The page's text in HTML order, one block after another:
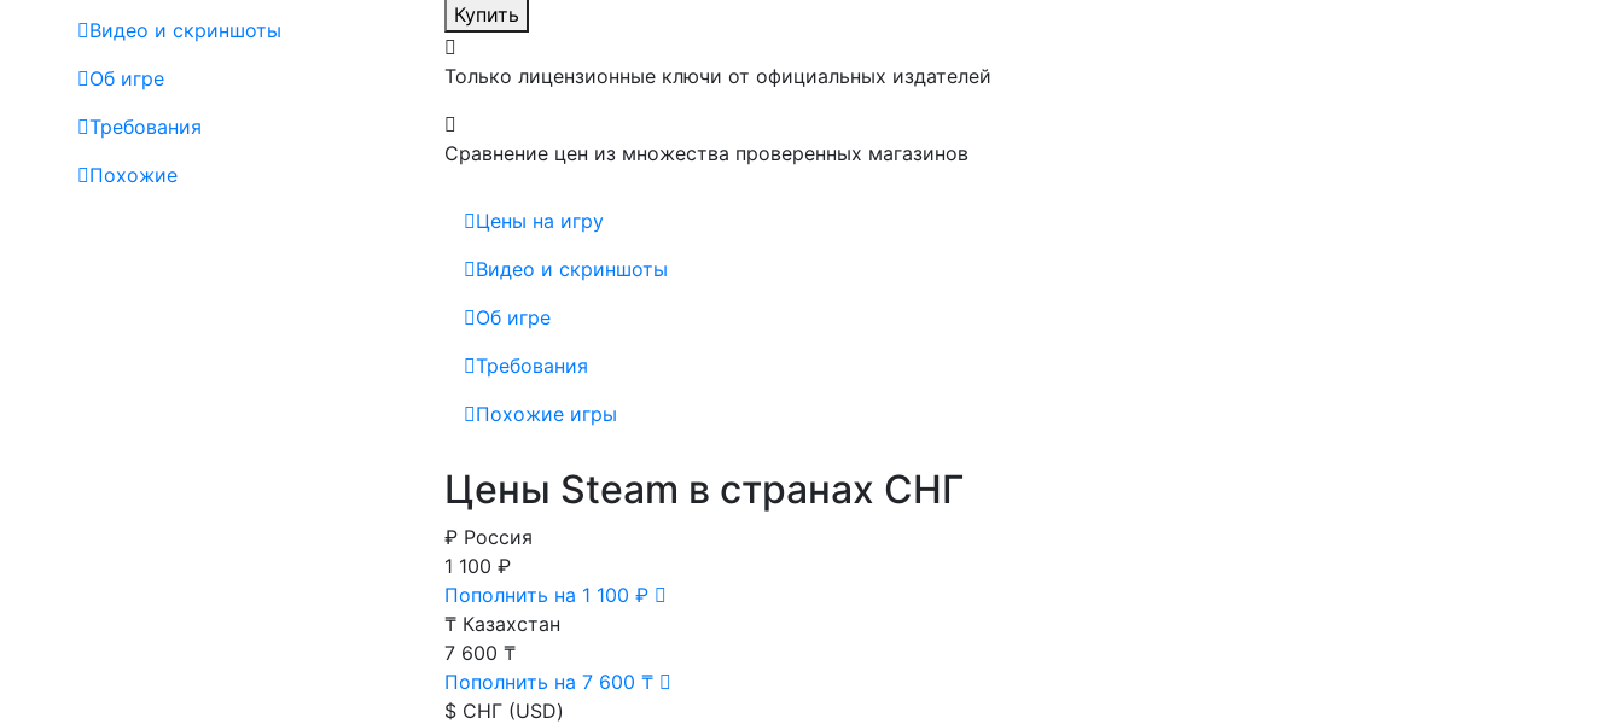
Купить
Только лицензионные ключи от официальных издателей
Сравнение цен из множества проверенных магазинов
Цены на игру
Видео и скриншоты
Об игре
Требования
Похожие игры
Цены Steam в странах СНГ
₽ Россия
1 100 ₽
Пополнить на 1 100 ₽
₸ Казахстан
7 600 ₸
Пополнить на 7 600 ₸
$ СНГ (USD)
Видео и скриншоты
Об игре
Требования
Похожие